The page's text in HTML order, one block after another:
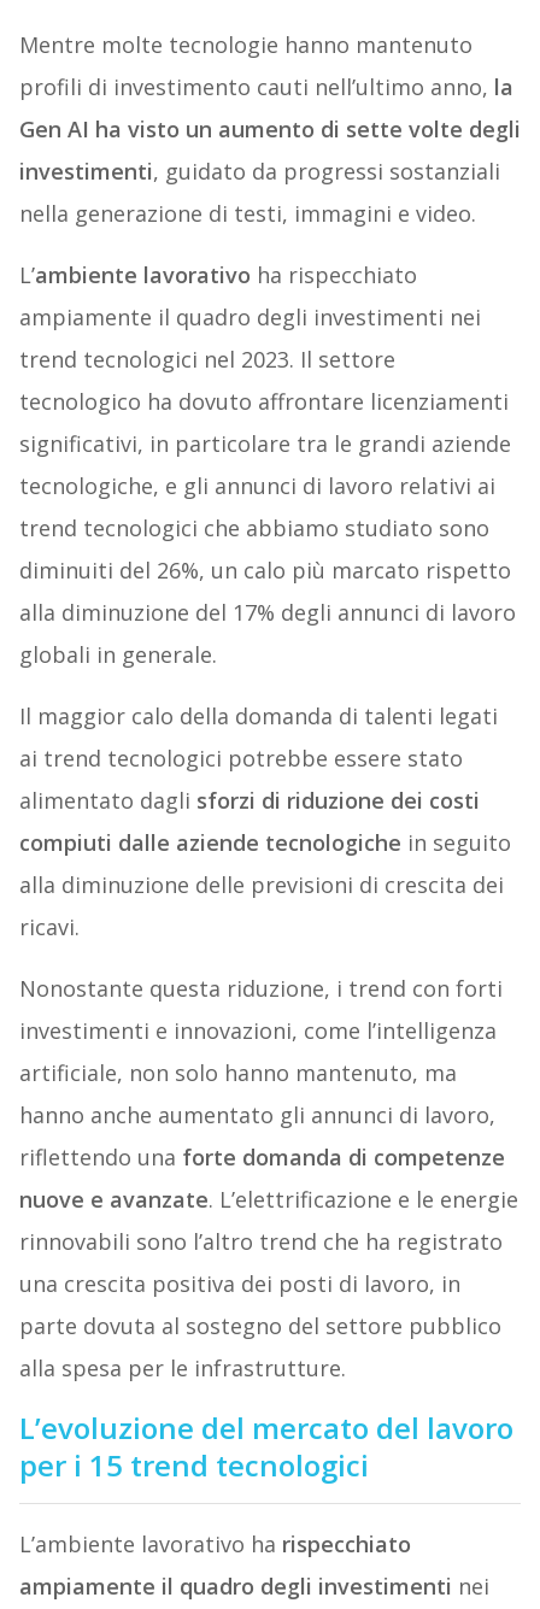
Mentre molte tecnologie hanno mantenuto
profili di investimento cauti nell’ultimo anno, la
Gen AI ha visto un aumento di sette volte degli
investimenti, guidato da progressi sostanziali
nella generazione di testi, immagini e video.
L’ambiente lavorativo ha rispecchiato
ampiamente il quadro degli investimenti nei
trend tecnologici nel 2023. Il settore
tecnologico ha dovuto affrontare licenziamenti
significativi, in particolare tra le grandi aziende
tecnologiche, e gli annunci di lavoro relativi ai
trend tecnologici che abbiamo studiato sono
diminuiti del 26%, un calo più marcato rispetto
alla diminuzione del 17% degli annunci di lavoro
globali in generale.
Il maggior calo della domanda di talenti legati
ai trend tecnologici potrebbe essere stato
alimentato dagli sforzi di riduzione dei costi
compiuti dalle aziende tecnologiche in seguito
alla diminuzione delle previsioni di crescita dei
ricavi.
Nonostante questa riduzione, i trend con forti
investimenti e innovazioni, come l’intelligenza
artificiale, non solo hanno mantenuto, ma
hanno anche aumentato gli annunci di lavoro,
riflettendo una forte domanda di competenze
nuove e avanzate. L’elettrificazione e le energie
rinnovabili sono l’altro trend che ha registrato
una crescita positiva dei posti di lavoro, in
parte dovuta al sostegno del settore pubblico
alla spesa per le infrastrutture.
L’evoluzione del mercato del lavoro
per i 15 trend tecnologici
L’ambiente lavorativo ha rispecchiato
ampiamente il quadro degli investimenti nei